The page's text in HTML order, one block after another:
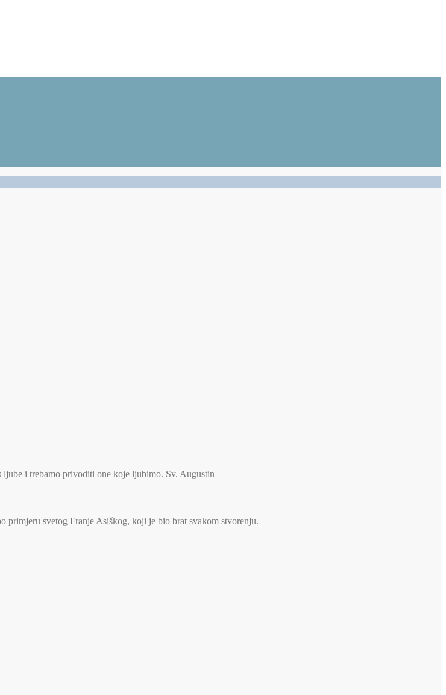
i trebamo privoditi one koje ljubimo. Sv. Augustin
svetog Franje Asiškog, koji je bio brat svakom stvorenju.